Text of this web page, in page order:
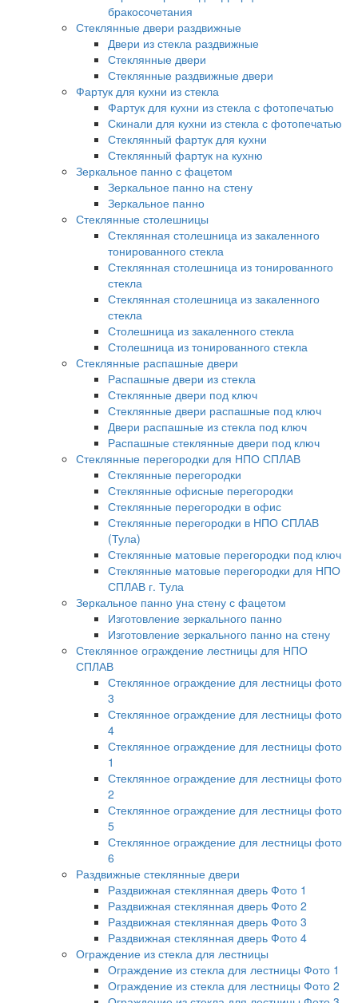
бракосочетания
Стеклянные двери раздвижные
Двери из стекла раздвижные
Стеклянные двери
Стеклянные раздвижные двери
Фартук для кухни из стекла
Фартук для кухни из стекла с фотопечатью
Скинали для кухни из стекла с фотопечатью
Стеклянный фартук для кухни
Стеклянный фартук на кухню
Зеркальное панно с фацетом
Зеркальное панно на стену
Зеркальное панно
Стеклянные столешницы
Стеклянная столешница из закаленного
тонированного стекла
Стеклянная столешница из тонированного
стекла
Стеклянная столешница из закаленного
стекла
Столешница из закаленного стекла
Столешница из тонированного стекла
Стеклянные распашные двери
Распашные двери из стекла
Стеклянные двери под ключ
Стеклянные двери распашные под ключ
Двери распашные из стекла под ключ
Распашные стеклянные двери под ключ
Стеклянные перегородки для НПО СПЛАВ
Стеклянные перегородки
Стеклянные офисные перегородки
Стеклянные перегородки в офис
Стеклянные перегородки в НПО СПЛАВ
(Тула)
Стеклянные матовые перегородки под ключ
Стеклянные матовые перегородки для НПО
СПЛАВ г. Тула
Зеркальное панно yна стену с фацетом
Изготовление зеркального панно
Изготовление зеркального панно на стену
Стеклянное ограждение лестницы для НПО
СПЛАВ
Стеклянное ограждение для лестницы фото
3
Стеклянное ограждение для лестницы фото
4
Стеклянное ограждение для лестницы фото
1
Стеклянное ограждение для лестницы фото
2
Стеклянное ограждение для лестницы фото
5
Стеклянное ограждение для лестницы фото
6
Раздвижные стеклянные двери
Раздвижная стеклянная дверь Фото 1
Раздвижная стеклянная дверь Фото 2
Раздвижная стеклянная дверь Фото 3
Раздвижная стеклянная дверь Фото 4
Ограждение из стекла для лестницы
Ограждение из стекла для лестницы Фото 1
Ограждение из стекла для лестницы Фото 2